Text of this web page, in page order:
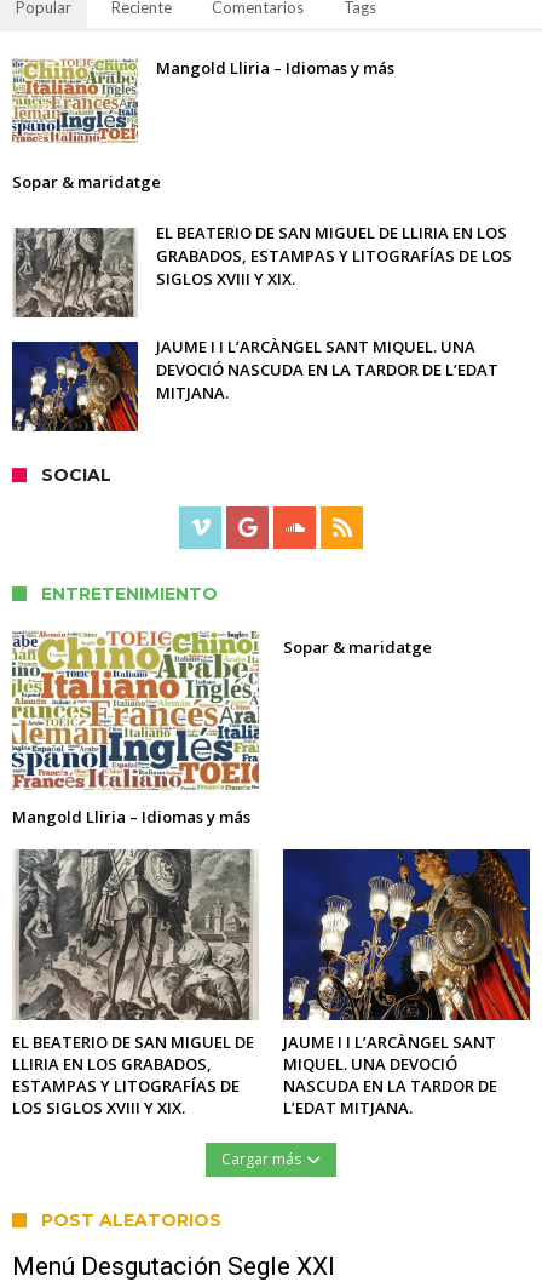
Popular Reciente Comentarios Tags
Mangold Lliria – Idiomas y más
Sopar & maridatge
EL BEATERIO DE SAN MIGUEL DE LLIRIA EN LOS
GRABADOS, ESTAMPAS Y LITOGRAFÍAS DE LOS
SIGLOS XVIII Y XIX.
JAUME I I L’ARCÀNGEL SANT MIQUEL. UNA
DEVOCIÓ NASCUDA EN LA TARDOR DE L’EDAT
MITJANA.
SOCIAL
ENTRETENIMIENTO
Mangold Lliria – Idiomas y más
Sopar & maridatge
EL BEATERIO DE SAN MIGUEL DE
LLIRIA EN LOS GRABADOS,
ESTAMPAS Y LITOGRAFÍAS DE
LOS SIGLOS XVIII Y XIX.
JAUME I I L’ARCÀNGEL SANT
MIQUEL. UNA DEVOCIÓ
NASCUDA EN LA TARDOR DE
L’EDAT MITJANA.
Cargar más
POST ALEATORIOS
Menú Desgutación Segle XXI